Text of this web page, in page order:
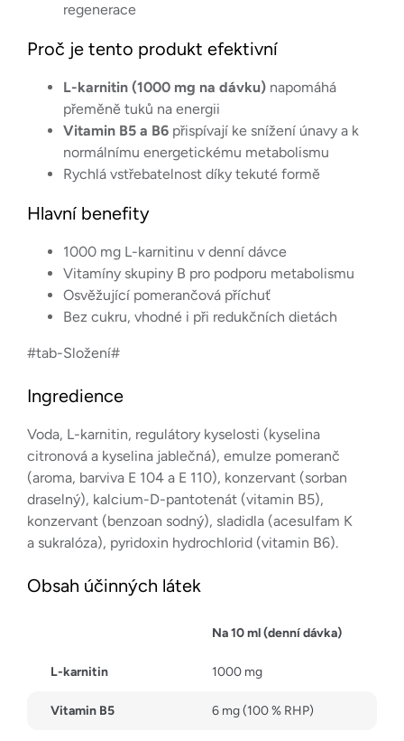
regenerace
Proč je tento produkt efektivní
L-karnitin (1000 mg na dávku) napomáhá
přeměně tuků na energii
Vitamin B5 a B6 přispívají ke snížení únavy a k
normálnímu energetickému metabolismu
Rychlá vstřebatelnost díky tekuté formě
Hlavní benefity
1000 mg L-karnitinu v denní dávce
Vitamíny skupiny B pro podporu metabolismu
Osvěžující pomerančová příchuť
Bez cukru, vhodné i při redukčních dietách
#tab-Složení#
Ingredience
Voda, L-karnitin, regulátory kyselosti (kyselina
citronová a kyselina jablečná), emulze pomeranč
(aroma, barviva E 104 a E 110), konzervant (sorban
draselný), kalcium-D-pantotenát (vitamin B5),
konzervant (benzoan sodný), sladidla (acesulfam K
a sukralóza), pyridoxin hydrochlorid (vitamin B6).
Obsah účinných látek
Na 10 ml (denní dávka)
L-karnitin 1000 mg
Vitamin B5 6 mg (100 % RHP)